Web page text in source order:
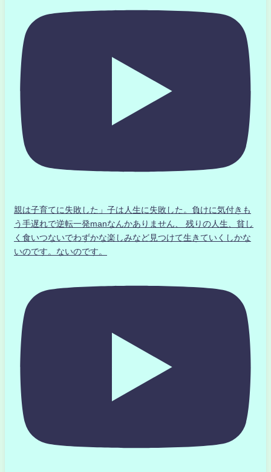
親は子育てに失敗した」子は人生に失敗した。負けに気付きも
う手遅れで逆転一発manなんかありません、 残りの人生、貧し
く食いつないでわずかな楽しみなど見つけて生きていくしかな
いのです。ないのです。